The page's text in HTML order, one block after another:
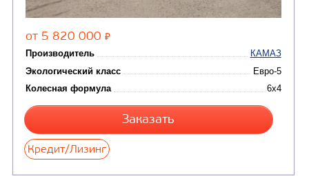
Шасси (12)
Вахтовые автобусы
Автотопливозаправщики
CHAMELEON (г. Егорьевск)(8)
Молоковозы, водовозы
установки (КМУ)
ТЕХНИКА
Комбинированные
машины(18)
Вакуумные машины